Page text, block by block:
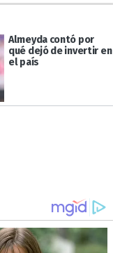
Almeyda contó por
qué dejó de invertir en
el país